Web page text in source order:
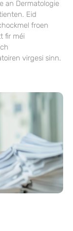
an Dermatologie
Eid
froen
fir méi
virgesi sinn.